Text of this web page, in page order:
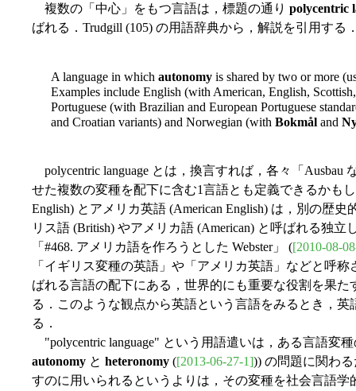
複数の「中心」をもつ言語は，標題の通り polycentric
ばれる．Trudgill (105) の用語辞典から，解説を引用する
A language in which autonomy is shared by two or more
Examples include English (with American, English,
Portuguese (with Brazilian and European Portuguese
and Croatian variants) and Norwegian (with Bokmål and
polycentric language とは，換言すれば，各々「
せた複数の変種を配下に含む1言語とも定義できるかも
English) とアメリカ英語 (American English) は，別の歴
リス語 (British) やアメリカ語 (American) と呼ばれる独
「#468. アメリカ語を作ろうとした Webster」 ([2010-08-
「イギリス変種の英語」や「アメリカ英語」などと呼
ばれる言語の配下にある，世界的にも重要な役割を果
る．このような観点から英語という言語をみるとき，英
る．
"polycentric language" という用語遣いは，ある言語変種
autonomy と heteronomy ([2013-06-27-1])) の問題に関わ
すのに用いられるというよりは，その変種を社会言語